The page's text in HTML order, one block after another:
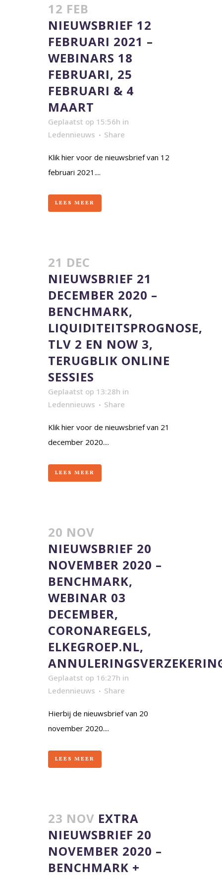
12 FEB
NIEUWSBRIEF 12
FEBRUARI 2021 –
WEBINARS 18
FEBRUARI, 25
FEBRUARI & 4
MAART
Geplaatst op 15:56h in
Ledennieuws
Share
Klik hier voor de nieuwsbrief van 12
februari 2021....
LEES MEER
21 DEC
NIEUWSBRIEF 21
DECEMBER 2020 –
BENCHMARK,
LIQUIDITEITSPROGNOSE,
TLV 2 EN NOW 3,
TERUGBLIK ONLINE
SESSIES
Geplaatst op 13:28h in
Ledennieuws
Share
Klik hier voor de nieuwsbrief van 21
december 2020....
LEES MEER
20 NOV
NIEUWSBRIEF 20
NOVEMBER 2020 –
BENCHMARK,
WEBINAR 03
DECEMBER,
CORONAREGELS,
ELKEGROEP.NL,
Geplaatst op 16:27h in
Ledennieuws
Share
Hierbij de nieuwsbrief van 20
november 2020....
LEES MEER
23 NOV EXTRA
NIEUWSBRIEF 20
NOVEMBER 2020 –
BENCHMARK +